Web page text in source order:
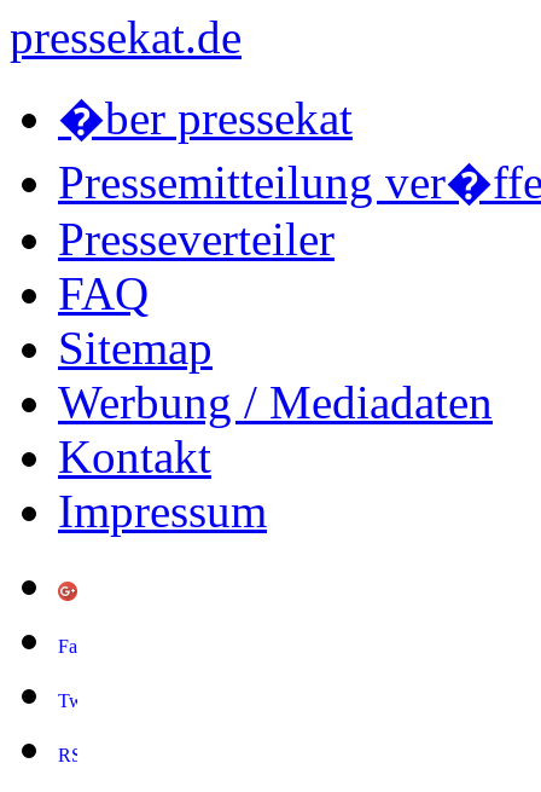
pressekat.de
�ber pressekat
Pressemitteilung
Presseverteiler
FAQ
Sitemap
Werbung / Mediadaten
Kontakt
Impressum